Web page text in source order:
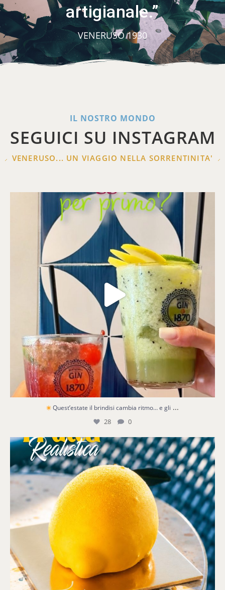
artigianale.”
VENERUSO 1930
IL NOSTRO MONDO
SEGUICI SU INSTAGRAM
VENERUSO... UN VIAGGIO NELLA SORRENTINITA'
Quest’estate il brindisi cambia ritmo… e gli...
28
Quest’estate il brindisi cambia ritmo… e gli ...
28 0
Quando un dessert sembra un limone appena...
2 0